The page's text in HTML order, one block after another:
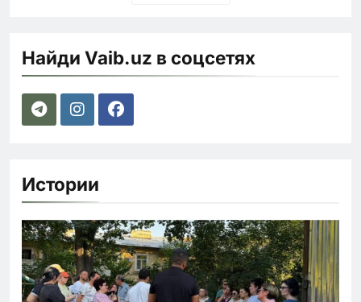
Найди Vaib.uz в соцсетях
Истории